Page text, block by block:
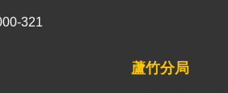
321
蘆竹分局